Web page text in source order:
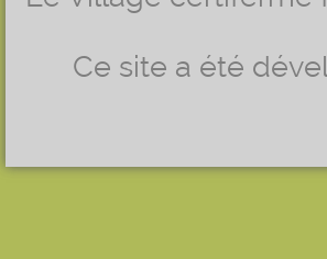
Ce site a été